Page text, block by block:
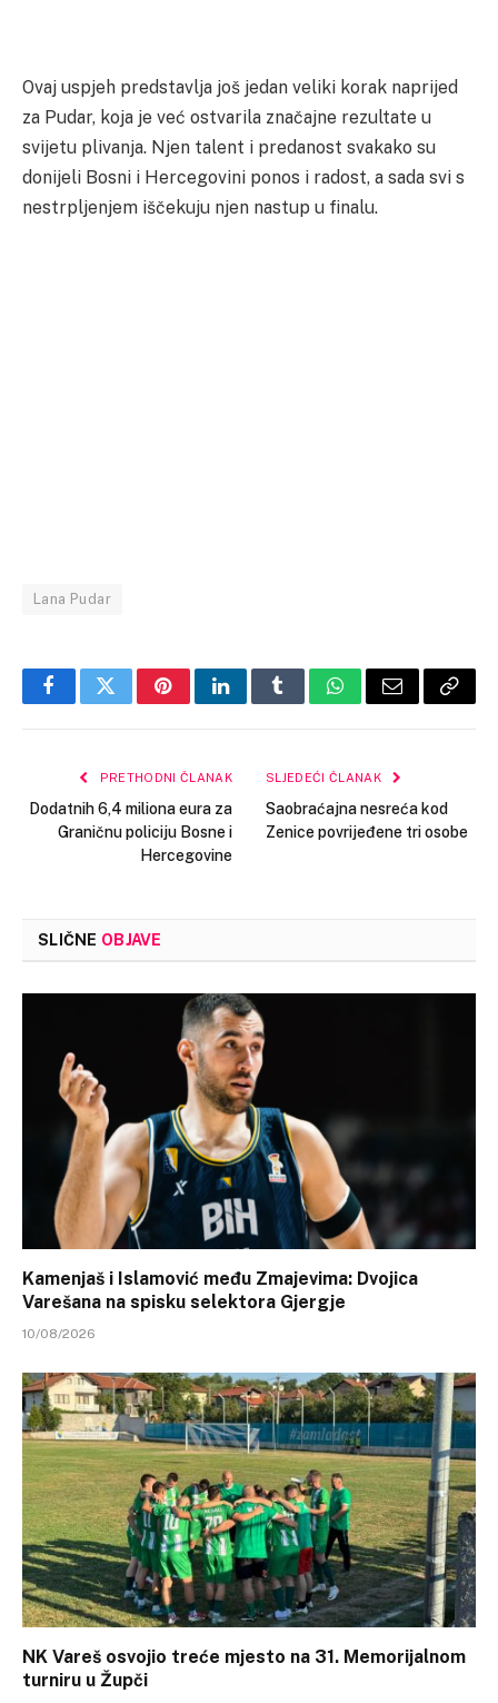
Ovaj uspjeh predstavlja još jedan veliki korak naprijed
za Pudar, koja je već ostvarila značajne rezultate u
svijetu plivanja. Njen talent i predanost svakako su
donijeli Bosni i Hercegovini ponos i radost, a sada svi s
nestrpljenjem iščekuju njen nastup u finalu.
Lana Pudar
FacebookTwitterPinterestLinkedInTumblrWhatsApp
Email Copy
PRETHODNI ČLANAK
Dodatnih 6,4 miliona eura za
Graničnu policiju Bosne i
Hercegovine
SLJEDEĆI ČLANAK
Saobraćajna nesreća kod
Zenice povrijeđene tri osobe
SLIČNE OBJAVE
Kamenjaš i Islamović među Zmajevima: Dvojica
Varešana na spisku selektora Gjergje
10/08/2026
NK Vareš osvojio treće mjesto na 31. Memorijalnom
turniru u Župči